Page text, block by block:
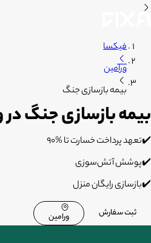
فیکسا
ورامین
بیمه بازسازی جنگ
بیمه بازسازی جنگ در
✔️تعهد پرداخت خسارت تا %۹۰
✔️پوشش آتش‌سوزی
✔️بازسازی رایگان منزل
ثبت سفارش ورامین